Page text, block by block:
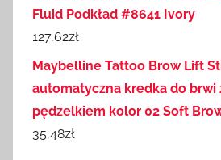
Fluid Podkład #8641 Ivory
127,62zł
Maybelline Tattoo Brow Lift
automatyczna kredka do brwi
pędzelkiem kolor 02 Soft
35,48zł